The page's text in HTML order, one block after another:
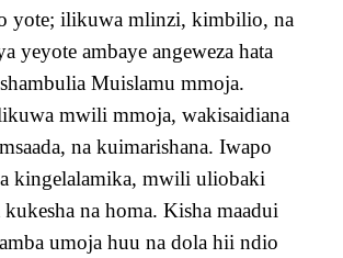
yote; ilikuwa mlinzi, kimbilio, na
yeyote ambaye angeweza hata
Muislamu mmoja.
mwili mmoja, wakisaidiana
na kuimarishana. Iwapo
kingelalamika, mwili uliobaki
na homa. Kisha maadui
umoja huu na dola hii ndio